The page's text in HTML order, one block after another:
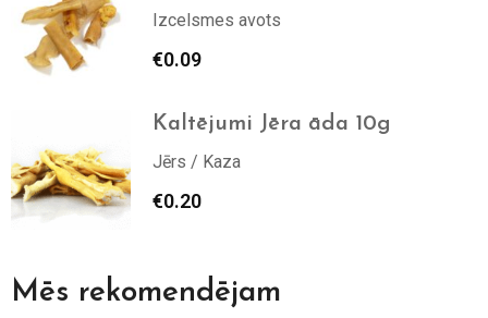
Izcelsmes avots
€0.09
Kaltējumi Jēra āda 10g
Jērs / Kaza
€0.20
Mēs rekomendējam